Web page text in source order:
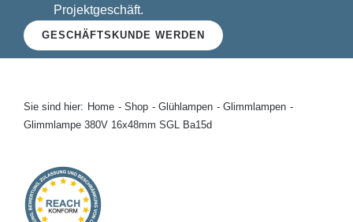
Halogen
Glühlampen
Kontakt
Projektgeschäft.
GESCHÄFTSKUNDE WERDEN
Sie sind hier: Home Shop Glühlampen
Glimmlampen
Glimmlampe 380V 16x48mm SGL Ba15d